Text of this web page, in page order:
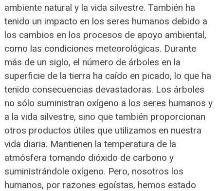
ambiente natural y la vida silvestre. También ha
tenido un impacto en los seres humanos debido a
los cambios en los procesos de apoyo ambiental,
como las condiciones meteorológicas. Durante
más de un siglo, el número de árboles en la
superficie de la tierra ha caído en picado, lo que ha
tenido consecuencias devastadoras. Los árboles
no sólo suministran oxígeno a los seres humanos y
a la vida silvestre, sino que también proporcionan
otros productos útiles que utilizamos en nuestra
vida diaria. Mantienen la temperatura de la
atmósfera tomando dióxido de carbono y
suministrándole oxígeno. Pero, nosotros los
humanos, por razones egoístas, hemos estado